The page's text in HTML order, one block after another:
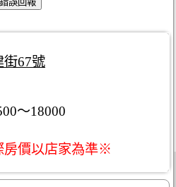
街67號
～18000
價以店家為準※